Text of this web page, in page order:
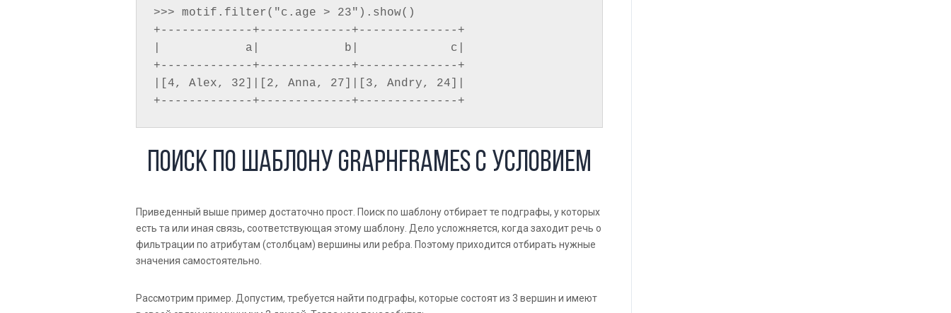
>>> motif.filter("c.age > 23").show()
+-------------+-------------+--------------+
|            a|            b|             c|
+-------------+-------------+--------------+
|[4, Alex, 32]|[2, Anna, 27]|[3, Andry, 24]|
Поиск по шаблону Graphframes с условием
Приведенный выше пример достаточно прост. Поиск по шаблону отбирает те подграфы, у которых
есть та или иная связь, соответствующая этому шаблону. Дело усложняется, когда заходит речь о
фильтрации по атрибутам (столбцам) вершины или ребра. Поэтому приходится отбирать нужные
значения самостоятельно.
Рассмотрим пример. Допустим, требуется найти подграфы, которые состоят из 3 вершин и имеют